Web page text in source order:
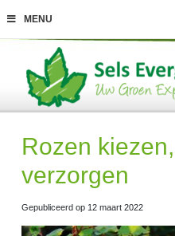
MENU
Rozen
verzorgen
Gepubliceerd op 12 maart 2022